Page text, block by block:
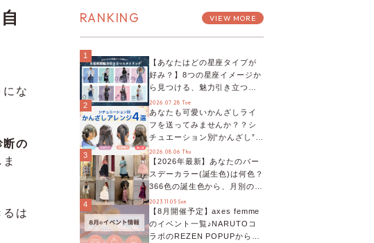
な
断の
は
RANKING VIEW MORE
1
【あなたはどの星座タイプが
好み？】8つの星座イメージか
ら見つける、魅力引き立つス
タイリング♡
2026.07.28 Tue
2
あなたも可愛いかんざしライ
フを送ってみませんか？？シ
チュエーション別“かんざし”の
オススメ【ショップスタッフ
編集部】
2026.08.06 Thu
3
【2026年最新】あなたのバー
スデーカラー(誕生色)は何色？
366色の誕生色から、月別の誕
生色、バースデーカラーコー
デまでご紹介♡
2023.11.05 Sun
4
【8月開催予定】axes femme
のイベント一覧♪NARUTOコ
ラボのREZEN POPUPから、